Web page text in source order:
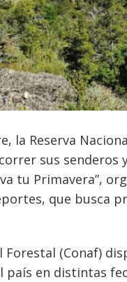
la Reserva
sus
tu Primavera”,
que busca
Forestal (Conaf)
en distintas